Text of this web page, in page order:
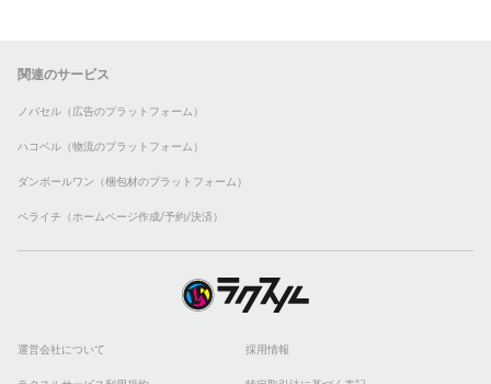
関連のサービス
ノバセル（広告のプラットフォーム）
ハコベル（物流のプラットフォーム）
ダンボールワン（梱包材のプラットフォーム）
ペライチ（ホームページ作成/予約/決済）
運営会社について 採用情報